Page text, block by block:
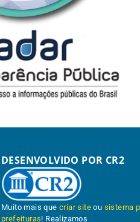
DESENVOLVIDO POR CR2
Muito mais quecriar site ou sistema
prefeituras! Realizamos